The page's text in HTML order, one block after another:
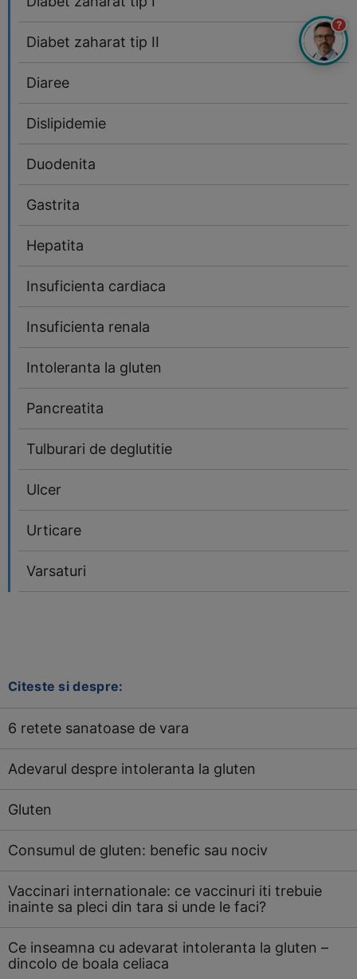
Diabet zaharat tip II
Diaree
Dislipidemie
Duodenita
Gastrita
Hepatita
Insuficienta cardiaca
Insuficienta renala
Intoleranta la gluten
Pancreatita
Tulburari de deglutitie
Ulcer
Urticare
Varsaturi
Citeste si despre:
6 retete sanatoase de vara
Adevarul despre intoleranta la gluten
Gluten
Consumul de gluten: benefic sau nociv
Vaccinari internationale: ce vaccinuri iti trebuie
inainte sa pleci din tara si unde le faci?
Ce inseamna cu adevarat intoleranta la gluten –
dincolo de boala celiaca
?